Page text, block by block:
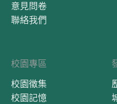
意見問卷
聯絡我們
校園專區
校園徵集
校園記憶